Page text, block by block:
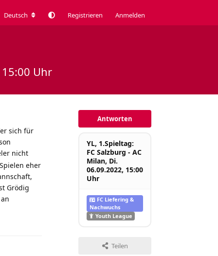
Deutsch Registrieren Anmelden
15:00 Uhr
Antworten
YL, 1.Spieltag:
FC Salzburg - AC
Milan, Di.
06.09.2022, 15:00
Uhr
FC Liefering &
Nachwuchs
Youth League
Teilen
sich für
nicht
eher
Grödig